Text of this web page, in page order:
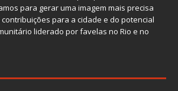
para gerar uma imagem mais precisa
para a cidade e do potencial
liderado por favelas no Rio e no